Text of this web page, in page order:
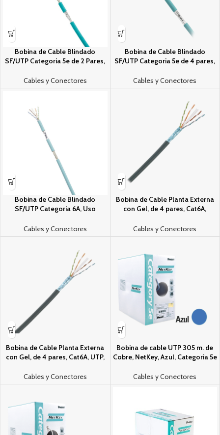
Bobina de Cable Blindado
SF/UTP Categori­a 5e de 2 Pares,
Aceite y Rayos UV, Multifilar 24/7
(Flexible), Color Azul Cerceta,
Cables y Conectores
Bobina de Cable Blindado
SF/UTP Categori­a 5e de 4 pares,
Aceite y Rayos UV, Multifilar 24/7
(Flexible), Color Azul Cerceta,
Cables y Conectores
Bobina de Cable Blindado
SF/UTP Categori­a 6A, Uso
Aceite y Rayos UV, Multifilar 24/7
(Flexible), Color Azul Cerceta,
Cables y Conectores
Bobina de Cable Planta Externa
con Gel, de 4 pares, Cat6A,
305m
Cables y Conectores
Bobina de Cable Planta Externa
con Gel, de 4 pares, Cat6A, UTP,
Cables y Conectores
Bobina de cable UTP 305 m. de
Cobre, NetKey, Azul, Categori­a 5e
Cables y Conectores